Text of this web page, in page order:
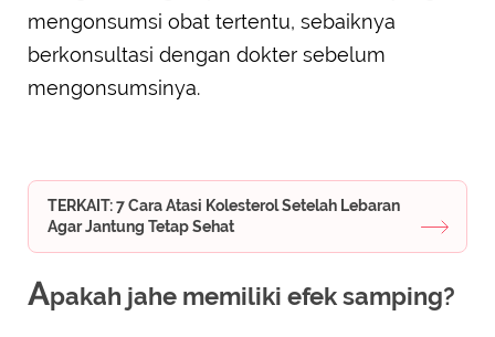
mengonsumsi obat tertentu, sebaiknya
berkonsultasi dengan dokter sebelum
mengonsumsinya.
TERKAIT: 7 Cara Atasi Kolesterol Setelah Lebaran
Agar Jantung Tetap Sehat
Apakah jahe memiliki efek samping?